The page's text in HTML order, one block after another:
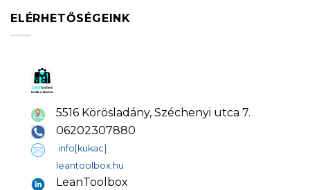
ELÉRHETŐSÉGEINK
5516 Körösladány, Széchenyi utca 7.
06202307880
info[kukac]
leantoolbox.hu
LeanToolbox